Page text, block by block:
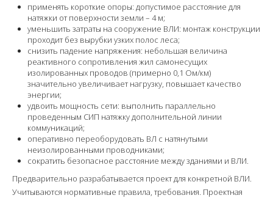
г. Суздаль
применять короткие опоры: допустимое расстояние для
натяжки от поверхности земли – 4 м;
уменьшить затраты на сооружение ВЛИ: монтаж конструкции
проходит без вырубки узких полос леса;
снизить падение напряжения: небольшая величина
реактивного сопротивления жил самонесущих
изолированных проводов (примерно 0,1 Ом/км)
значительно увеличивает нагрузку, повышает качество
энергии;
удвоить мощность сети: выполнить параллельно
проведенным СИП натяжку дополнительной линии
коммуникаций;
оперативно переоборудовать ВЛ с натянутыми
неизолированными проводниками;
сократить безопасное расстояние между зданиями и ВЛИ.
Предварительно разрабатывается проект для конкретной ВЛИ.
Учитываются нормативные правила, требования. Проектная